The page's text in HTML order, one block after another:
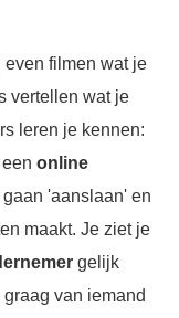
even filmen wat je
vertellen wat je
leren je kennen:
online
'aanslaan' en
maakt. Je ziet je
gelijk
van iemand